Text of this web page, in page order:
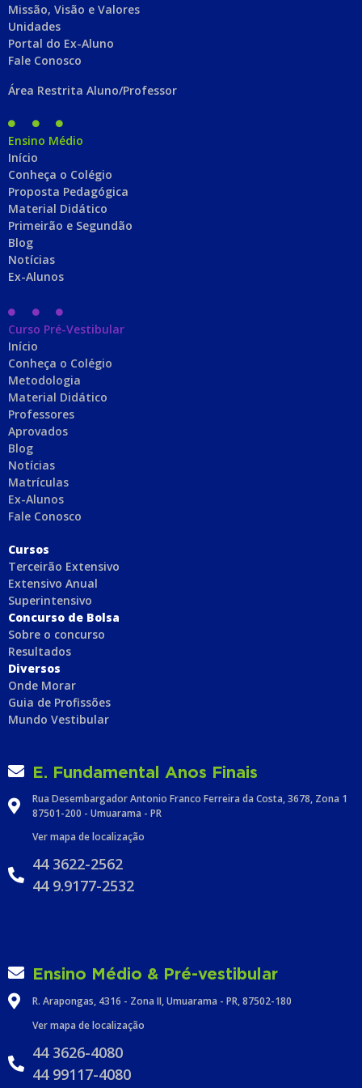
Missão, Visão e Valores
Unidades
Portal do Ex-Aluno
Fale Conosco
Área Restrita Aluno/Professor
Ensino Médio
Início
Conheça o Colégio
Proposta Pedagógica
Material Didático
Primeirão e Segundão
Blog
Notícias
Ex-Alunos
Curso Pré-Vestibular
Início
Conheça o Colégio
Metodologia
Material Didático
Professores
Aprovados
Blog
Notícias
Matrículas
Ex-Alunos
Fale Conosco
Cursos
Terceirão Extensivo
Extensivo Anual
Superintensivo
Concurso de Bolsa
Sobre o concurso
Resultados
Diversos
Onde Morar
Guia de Profissões
Mundo Vestibular
E. Fundamental Anos Finais
Rua Desembargador Antonio Franco Ferreira da Costa, 3678, Zona 1
87501-200 - Umuarama - PR
Ver mapa de localização
44 3622-2562
44 9.9177-2532
Ensino Médio & Pré-vestibular
R. Arapongas, 4316 - Zona II, Umuarama - PR, 87502-180
Ver mapa de localização
44 3626-4080
44 99117-4080